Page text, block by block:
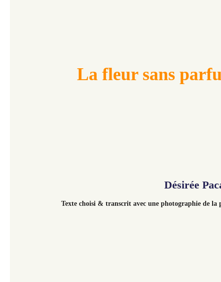
La fleur sans
Désirée
Texte choisi & transcrit avec une photographie de la